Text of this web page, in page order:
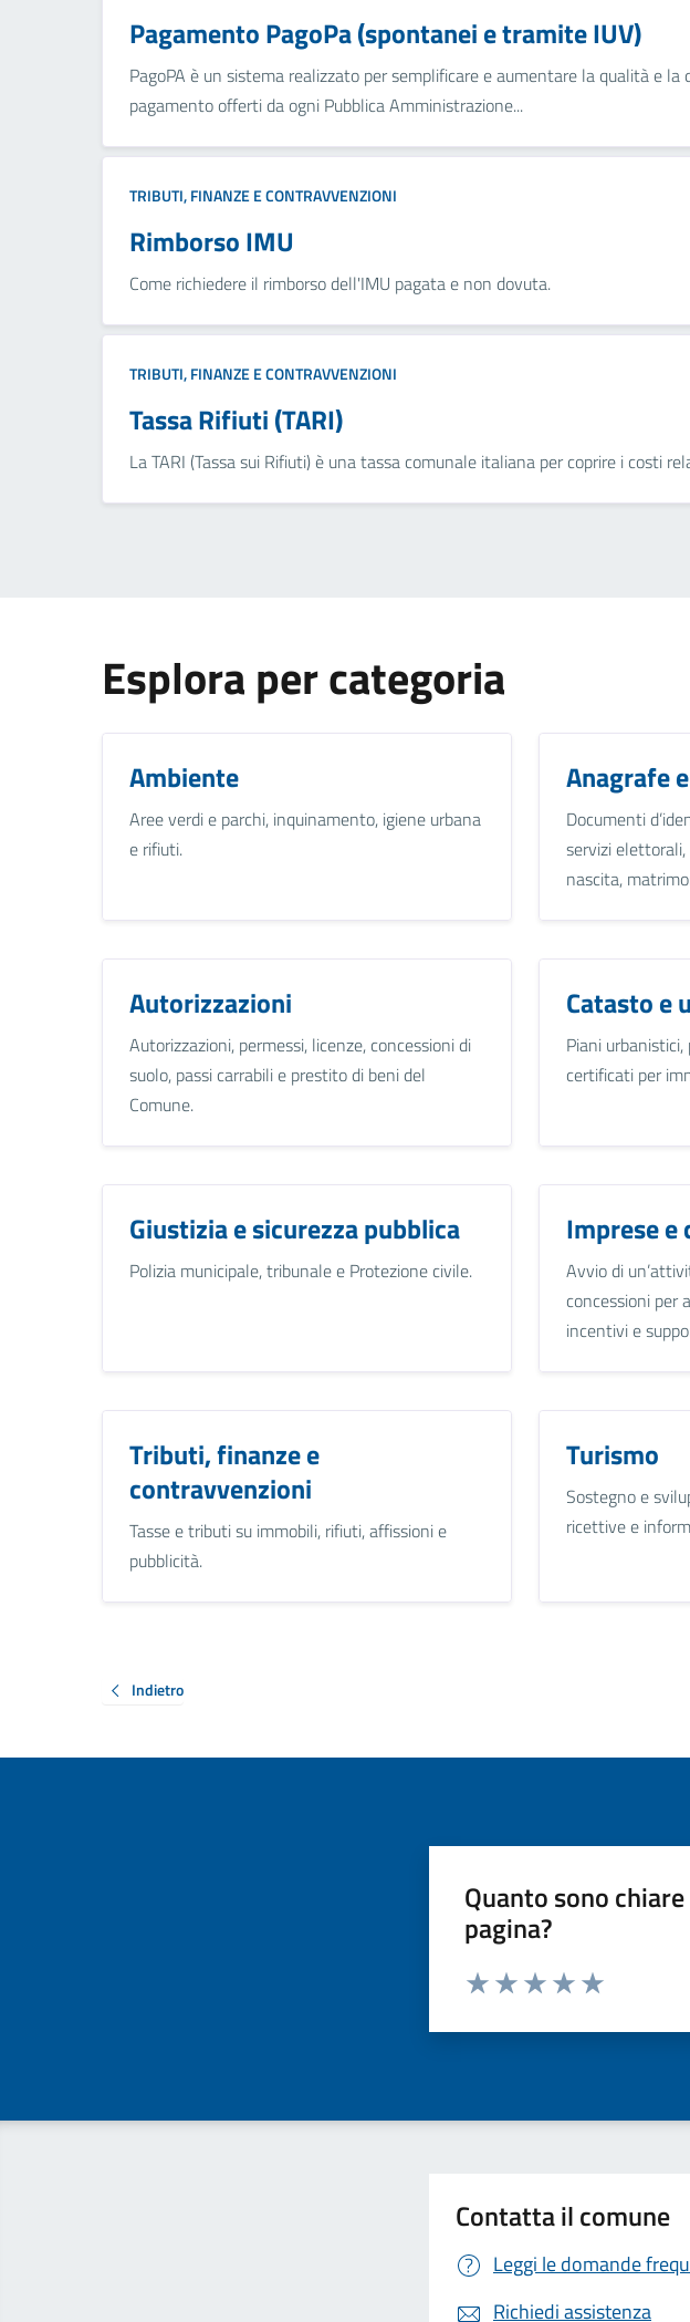
Pagamento PagoPa (spontanei e tramite IUV)
PagoPA è un sistema realizzato per semplificare e aumentare la qualità e la
pagamento offerti da ogni Pubblica Amministrazione...
TRIBUTI, FINANZE E CONTRAVVENZIONI
Rimborso IMU
Come richiedere il rimborso dell'IMU pagata e non dovuta.
TRIBUTI, FINANZE E CONTRAVVENZIONI
Tassa Rifiuti (TARI)
La TARI (Tassa sui Rifiuti) è una tassa comunale italiana per coprire i costi
Esplora per categoria
Ambiente
Aree verdi e parchi, inquinamento, igiene urbana
e rifiuti.
Anagrafe
Documenti
servizi
nascita,
Autorizzazioni
Autorizzazioni, permessi, licenze, concessioni di
suolo, passi carrabili e prestito di beni del
Comune.
Catasto e
Piani
certificati per
Giustizia e sicurezza pubblica
Polizia municipale, tribunale e Protezione civile.
Imprese e
Avvio di
concessioni per
incentivi e
Tributi, finanze e
contravvenzioni
Tasse e tributi su immobili, rifiuti, affissioni e
pubblicità.
Turismo
Sostegno e
ricettive e
Indietro
Quanto sono
pagina?
Valuta da 1 a 5 stelle la pagina
Contatta il comune
Leggi le domande
Richiedi assistenza